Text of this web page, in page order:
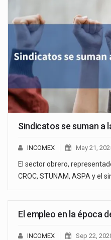
Sindicatos se suman a
INCOMEX May 21,
El sector obrero,
CROC, STUNAM, ASPA y el
El empleo en la época
INCOMEX Sep 22,